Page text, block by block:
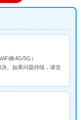
换4G/5G）
。如果问题持续，请尝